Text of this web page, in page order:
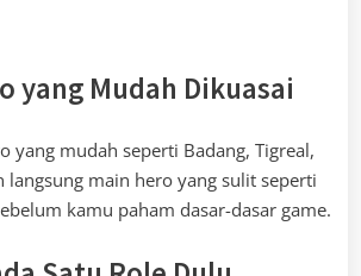
yang Mudah Dikuasai
yang mudah seperti Badang, Tigreal,
langsung main hero yang sulit seperti
kamu paham dasar-dasar game.